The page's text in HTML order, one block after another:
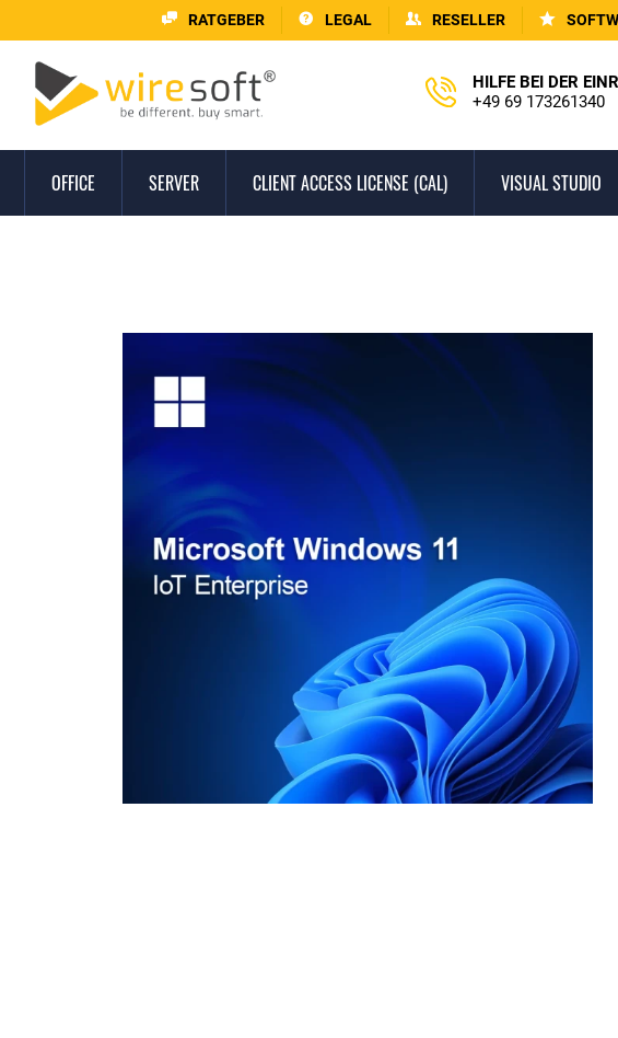
RATGEBER LEGAL RESELLER
HILFE BEI DER
+49 69 173261340
OFFICE SERVER CLIENT ACCESS LICENSE (CAL) VISUAL STUDIO